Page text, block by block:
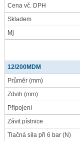
Cena vč. DPH
Skladem
Mj
12/200MDM
Průměr (mm)
Zdvih (mm)
Připojení
Závit pístnice
Tlačná síla při 6 bar (N)